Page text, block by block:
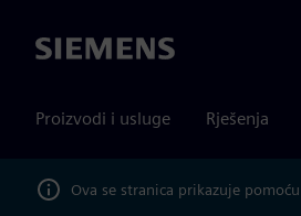
Siemens
Proizvodi i usluge Rješenja
Ova se stranica prikazuje